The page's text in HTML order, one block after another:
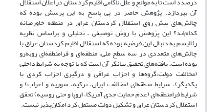
آن بپردازد. پژوهش حاضر در پی پاسخ به این پرسش بوده که
چالش‌های پیش روی استقلال کردستان عراق در منطقه خاورمیانه
کدام‌اند؟ این پژوهش با روش توصیفی – تحلیلی و بر‌اساس نظریه
رئالیسم به دنبال این فرضیه بوده که استقلال اقلیم کردستان عراق با
چالش‌های متعددی در سه سطح ملی، منطقه‌ای و فرا‌منطقه‌ای روبه‌رو
بوده است. یافته‌های تحقیق بیانگر آن است که با توجه به شرایط داخلی
(مخالفت دولت،گروه‌ها و احزاب عراقی و درگیری احزاب کردی با
یکدیگر)، شرایط منطقه‌ای (مخالفت ایران، ترکیه، سوریه و اعراب) و
شرایط فرامنطقه‌ای (عدم حمایت جدی آمریکا، اروپا و حتی روسیه) تحقق
استقلال کردستان عراق و تشکیل دولت مستقل کرد امکان‌پذیر نیست.